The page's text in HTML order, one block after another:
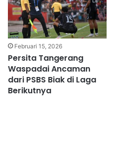
Februari 15, 2026
Persita Tangerang
Waspadai Ancaman
dari PSBS Biak di Laga
Berikutnya